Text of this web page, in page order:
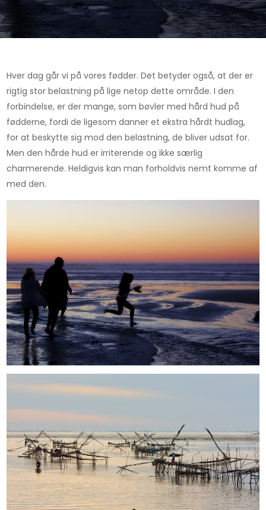
Hver dag går vi på vores fødder. Det betyder også, at der er
rigtig stor belastning på lige netop dette område. I den
forbindelse, er der mange, som bøvler med hård hud på
fødderne, fordi de ligesom danner et ekstra hårdt hudlag,
for at beskytte sig mod den belastning, de bliver udsat for.
Men den hårde hud er irriterende og ikke særlig
charmerende. Heldigvis kan man forholdvis nemt komme af
med den.